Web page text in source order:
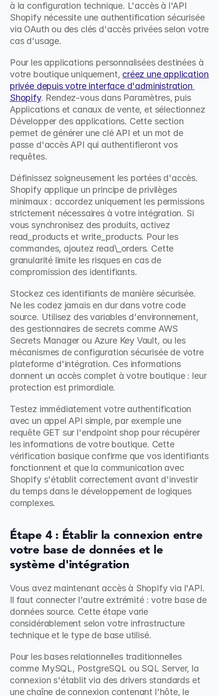
à la configuration technique. L'accès à l'API
Shopify nécessite une authentification sécurisée
via OAuth ou des clés d'accès privées selon votre
cas d'usage.
Pour les applications personnalisées destinées à
votre boutique uniquement, créez une application
privée depuis votre interface d'administration
Shopify. Rendez-vous dans Paramètres, puis
Applications et canaux de vente, et sélectionnez
Développer des applications. Cette section
permet de générer une clé API et un mot de
passe d'accès API qui authentifieront vos
requêtes.
Définissez soigneusement les portées d'accès.
Shopify applique un principe de privilèges
minimaux : accordez uniquement les permissions
strictement nécessaires à votre intégration. Si
vous synchronisez des produits, activez
read_products et write_products. Pour les
commandes, ajoutez read\_orders. Cette
granularité limite les risques en cas de
compromission des identifiants.
Stockez ces identifiants de manière sécurisée.
Ne les codez jamais en dur dans votre code
source. Utilisez des variables d'environnement,
des gestionnaires de secrets comme AWS
Secrets Manager ou Azure Key Vault, ou les
mécanismes de configuration sécurisée de votre
plateforme d'intégration. Ces informations
donnent un accès complet à votre boutique : leur
protection est primordiale.
Testez immédiatement votre authentification
avec un appel API simple, par exemple une
requête GET sur l'endpoint shop pour récupérer
les informations de votre boutique. Cette
vérification basique confirme que vos identifiants
fonctionnent et que la communication avec
Shopify s'établit correctement avant d'investir
du temps dans le développement de logiques
complexes.
Étape 4 : Établir la connexion entre
votre base de données et le
système d'intégration
Vous avez maintenant accès à Shopify via l'API.
Il faut connecter l'autre extrémité : votre base de
données source. Cette étape varie
considérablement selon votre infrastructure
technique et le type de base utilisé.
Pour les bases relationnelles traditionnelles
comme MySQL, PostgreSQL ou SQL Server, la
connexion s'établit via des drivers standards et
une chaîne de connexion contenant l'hôte, le